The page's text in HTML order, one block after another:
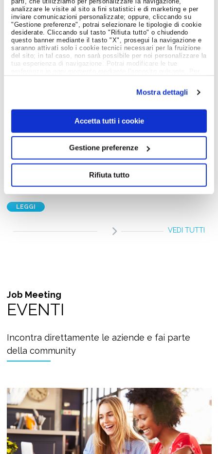
analizzare le visite al sito a fini statistici e di marketing e per
inviare comunicazioni personalizzate; oppure, cliccando su
"Gestione preferenze", potrai selezionare le tipologie di cookie
desiderate. Cliccando sul tasto "Rifiuta tutto" o chiudendo
questo banner mediante il tasto "X", prosegui la navigazione e
saranno attivati solo i cookie tecnici necessari per la fruizione
del sito; in tal caso, non sarà possibile per noi personalizzare la
tua esperienza di navigazione. Potrai modificare le tue
Mostra dettagli
Accetta tutti i cookie
Gestione preferenze
Rifiuta tutto
PREMIO INGENIO AL FEMMINILE 2026:
CANDIDATURE APERTE FINO AL 30 GIUGNO. PIÙ
TEMPO ANCHE PER LA NUOVA SFIDA INGENIO
TEAM
C'è più tempo per partecipare alla sesta edizione del Premio
Ingenio al Femminile e alla nuova iniziativa Ingenio Team: le
candidature resteranno aperte fino al 30 giugno 2026. La
proroga…
LEGGI
VEDI TUTTI
Job Meeting
EVENTI
Incontra direttamente le aziende e fai parte
della community